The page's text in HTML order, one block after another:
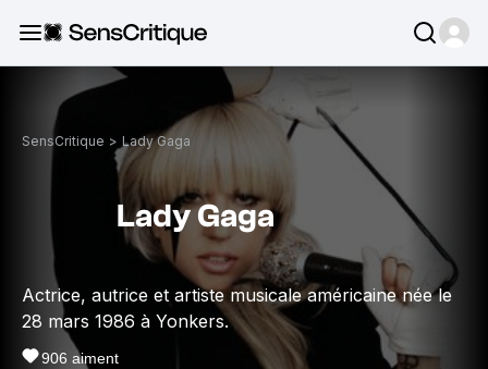
SensCritique > Lady Gaga
Lady Gaga
Actrice, autrice et artiste musicale américaine née le
28 mars 1986 à Yonkers.
906 aiment